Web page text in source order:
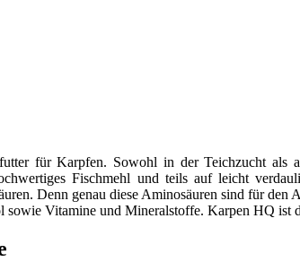
für Karpfen. Sowohl in der Teichzucht als
Fischmehl und teils auf leicht
Denn genau diese Aminosäuren sind für
sowie Vitamine und Mineralstoffe. Karpen HQ ist